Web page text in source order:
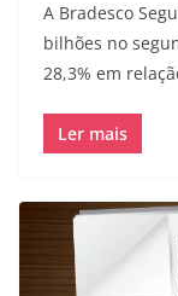
A Bradesco
bilhões no
28,3% em
Ler mais